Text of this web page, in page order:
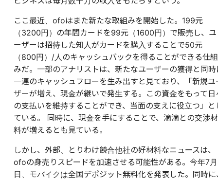
ここ最近、ofoはまた新たな取組みを開始した。199元
（3200円）の年間カードを99元（1600円）で販売し、ユ
ーザーは招待した知人がカードを購入することで50元
（800円）/人のキャッシュバックを得ることができる仕組
みだ。一部のアナリストは、新たなユーザーの獲得と同時
一連のキャッシュフローを生み出すと見ており、「新規ユ
ザーが増え、現金が継いで発生する。この資金をもって日
の支払いを維持することができ、当面の支えに役立つ」と
ている。 同時に、現金を手にすることで、滴滴との交渉材
料が増えるとも見ている。
しかし、外部、とりわけ競合他社の好材料なニュースは、
ofoの身売りスピードを加速させる可能性がある。今年7
日、モバイクは全国デポジット無料化を発表した。同時に